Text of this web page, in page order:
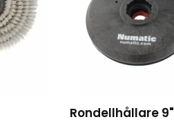
Rondellhållare 9"